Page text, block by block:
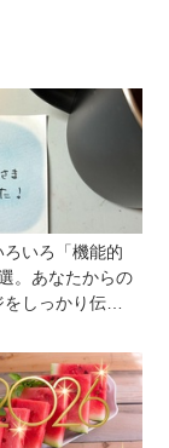
いろ「機能的
。あなたからの
しっかり伝え
！